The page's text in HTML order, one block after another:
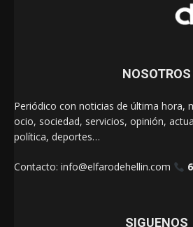
NOSOTROS
Periódico con noticias de última hora,
ocio, sociedad, servicios, opinión,
política, deportes…
Contacto: info@elfarodehellin.com
SIGUENOS